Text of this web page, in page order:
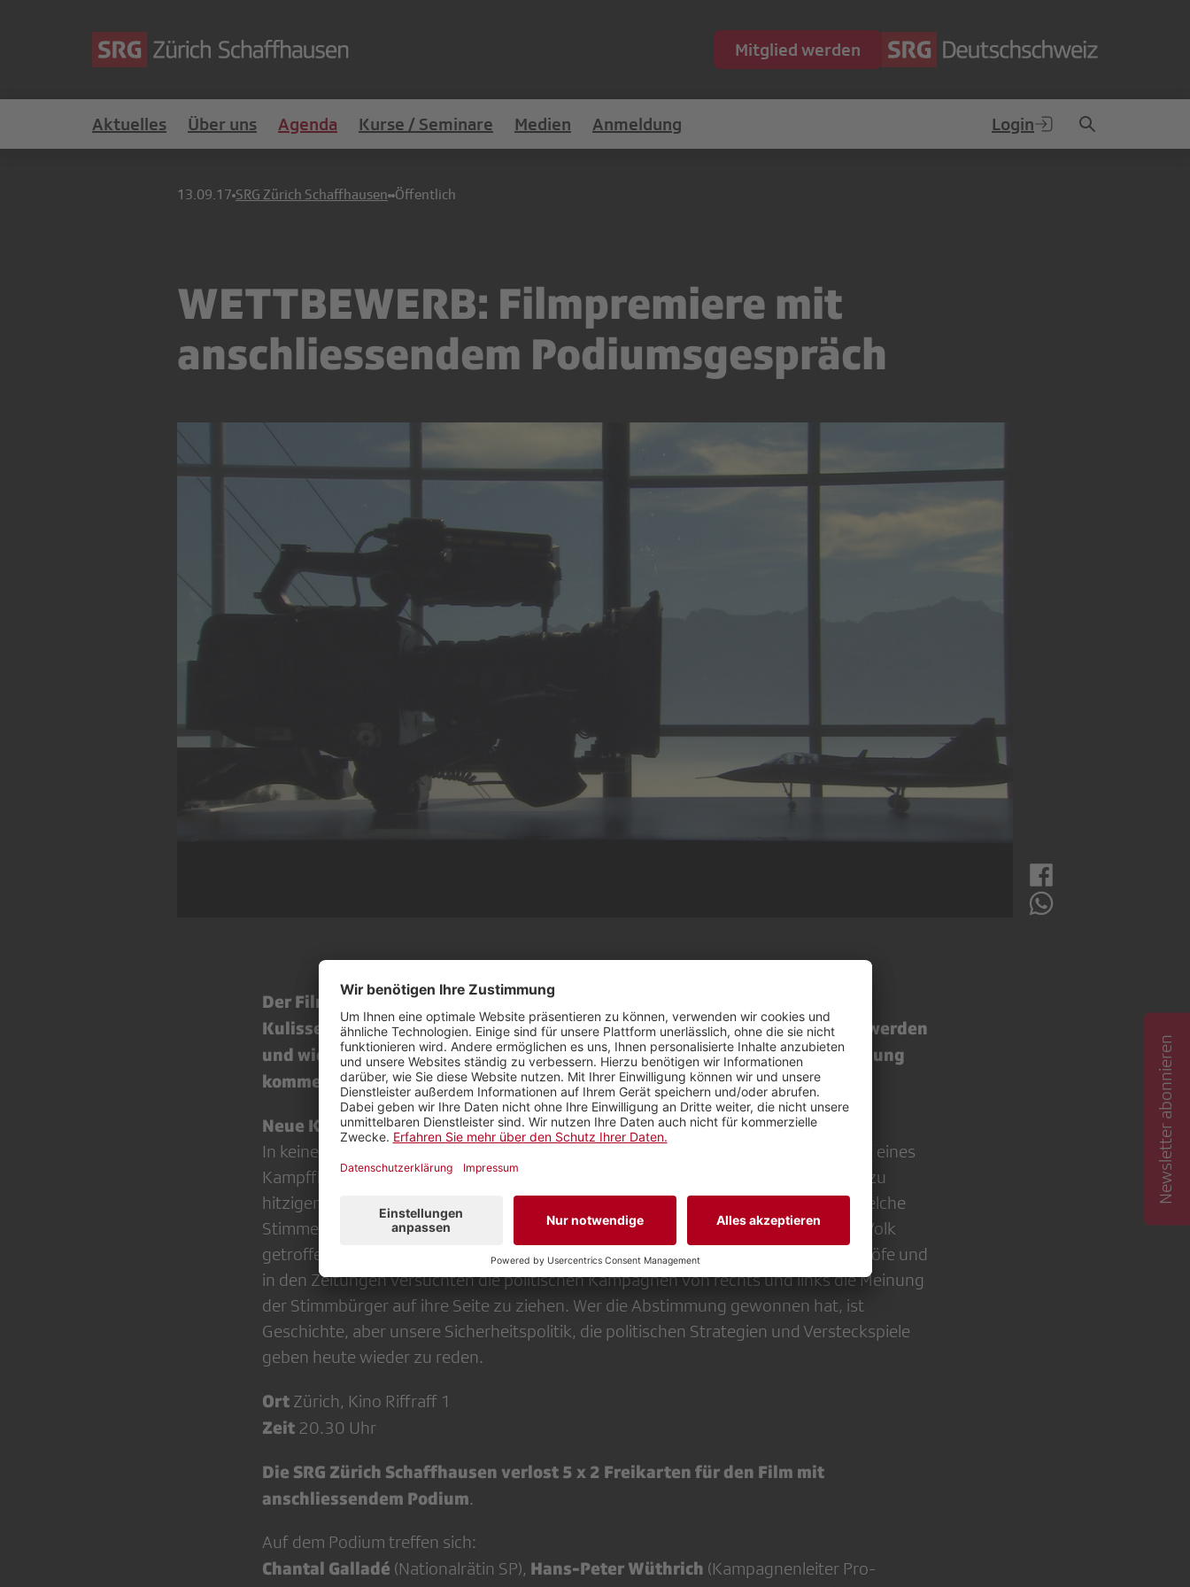
Mitglied werden
Aktuelles Über uns Agenda Kurse / Seminare Medien Anmeldung Login
13.09.17 SRG Zürich Schaffhausen Öffentlich
WETTBEWERB: Filmpremiere mit
anschliessendem Podiumsgespräch
Der Film «EIN VOLK AUF DER HÖHE» von Frédéric Gonseth blickt hinter die
Kulissen der politischen Kampagnenarbeit, zeigt wie Meinungen gemacht werden
und wie es zur historischen Niederlage des Militärs bei einer Volksabstimmung
kommen konnte.
Neue Kampfflugzeuge ohne Volksabstimmung?
In keinem anderen Land auf der Welt, als der Schweiz, kann das Volk über den Kauf eines
Kampfflugzeuges abstimmen. Das Thema Militär, das niemanden kalt lässt, führte zu
hitzigen Debatten und zu einer der am heftigsten umstrittenen Abstimmungen, welche
Stimmen laut werden liess, ob gar gewisse Entscheide in Zukunft nicht mehr vom Volk
getroffen werden sollten. Vom Dorfplatz über die Fernsehstudios, durch die Bahnhöfe und
in den Zeitungen versuchten die politischen Kampagnen von rechts und links die Meinung
der Stimmbürger auf ihre Seite zu ziehen. Wer die Abstimmung gewonnen hat, ist
Geschichte, aber unsere Sicherheitspolitik, die politischen Strategien und Versteckspiele
geben heute wieder zu reden.
Ort Zürich, Kino Riffraff 1
Zeit 20.30 Uhr
Die SRG Zürich Schaffhausen verlost 5 x 2 Freikarten für den Film mit
anschliessendem Podium.
Auf dem Podium treffen sich:
Chantal Galladé (Nationalrätin SP), Hans-Peter Wüthrich (Kampagnenleiter Pro-
Newsletter abonnieren